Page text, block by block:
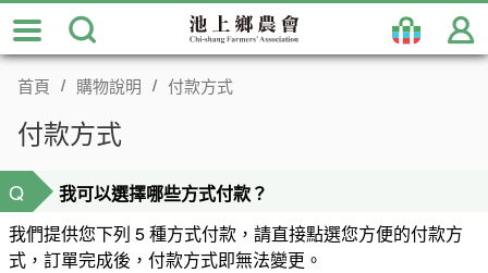
跳
到
主
區
塊
首頁 購物說明 付款方式
付款方式
Q
我可以選擇哪些方式付款？
我們提供您下列 5 種方式付款，請直接點選您方便的付款方
式，訂單完成後，付款方式即無法變更。